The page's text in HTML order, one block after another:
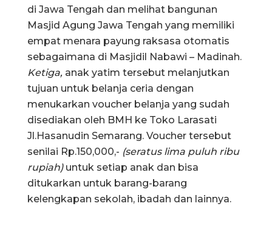
di Jawa Tengah dan melihat bangunan
Masjid Agung Jawa Tengah yang memiliki
empat menara payung raksasa otomatis
sebagaimana di Masjidil Nabawi – Madinah.
Ketiga, anak yatim tersebut melanjutkan
tujuan untuk belanja ceria dengan
menukarkan voucher belanja yang sudah
disediakan oleh BMH ke Toko Larasati
Jl.Hasanudin Semarang. Voucher tersebut
senilai Rp.150,000,- (seratus lima puluh ribu
rupiah) untuk setiap anak dan bisa
ditukarkan untuk barang-barang
kelengkapan sekolah, ibadah dan lainnya.